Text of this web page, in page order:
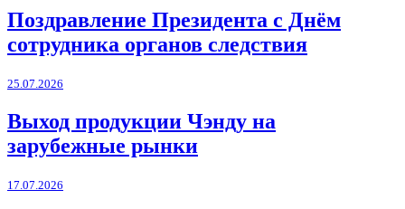
Поздравление Президента с Днём
сотрудника органов следствия
25.07.2026
Выход продукции Чэнду на
зарубежные рынки
17.07.2026